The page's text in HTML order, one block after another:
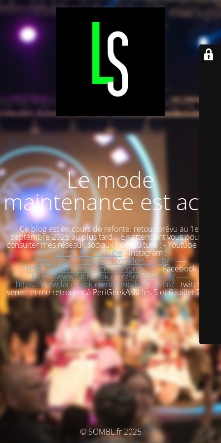
Le mode
maintenance est actif
Ce blog est en cours de refonte. retour prévu au 1er
septembre 2025 au plus tard. En attendant vous pouvez
consulter mes réseaux sociaux Pop-Culture : - Youtube :
sombl_fr - YouTube - instagram :
https://www.instagram.com/loic.somb/----
-https://www.instagram.com/sombl.fr/- Facebook :
https://www.facebook.com/Somblleblog/-----
-https://www.facebook.com/somblNoCosplay/- twitch : à
venir et me retrouver à PeriGeekAsia les 5 et 6 juillet 2025
© SOMBL.fr 2025